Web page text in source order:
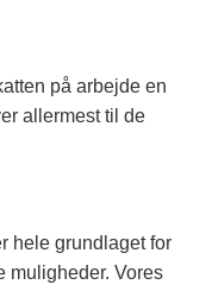
på arbejde en
allermest til de
hele grundlaget for
muligheder. Vores